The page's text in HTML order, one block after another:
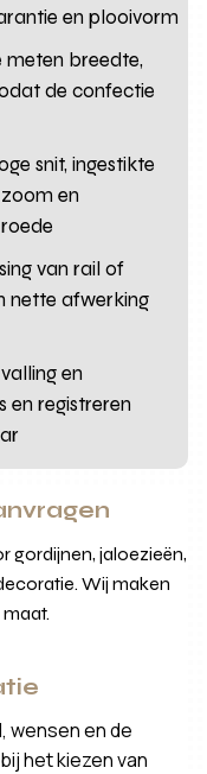
en plooivorm
meten breedte,
de confectie
snit, ingestikte
en
van rail of
nette afwerking
en
en registreren
gordijnen, jaloezieën,
Wij maken
wensen en de
het kiezen van